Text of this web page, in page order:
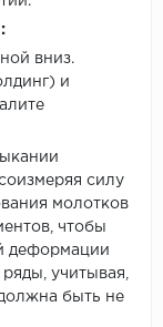
вниз.
и
силу
молотков
чтобы
деформации
учитывая,
быть не